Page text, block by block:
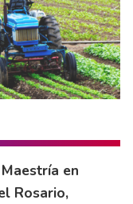
en
Rosario,